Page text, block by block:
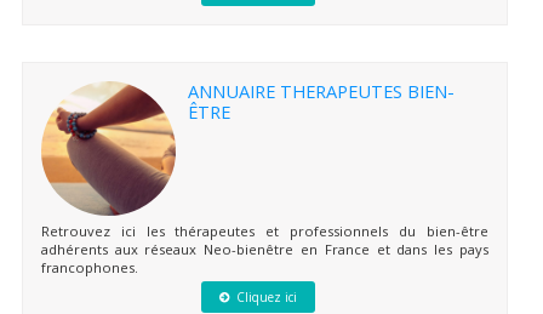
ANNUAIRE THERAPEUTES BIEN-
ÊTRE
Retrouvez ici les thérapeutes et professionnels du bien-être
adhérents aux réseaux Neo-bienêtre en France et dans les pays
francophones.
Cliquez ici